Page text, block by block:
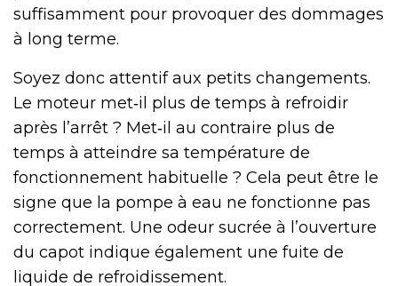
suffisamment pour provoquer des dommages
à long terme.
Soyez donc attentif aux petits changements.
Le moteur met‑il plus de temps à refroidir
après l’arrêt ? Met‑il au contraire plus de
temps à atteindre sa température de
fonctionnement habituelle ? Cela peut être le
signe que la pompe à eau ne fonctionne pas
correctement. Une odeur sucrée à l’ouverture
du capot indique également une fuite de
liquide de refroidissement.